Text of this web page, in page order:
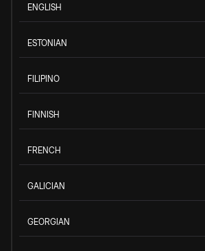
ENGLISH
ESTONIAN
FILIPINO
FINNISH
FRENCH
GALICIAN
GEORGIAN